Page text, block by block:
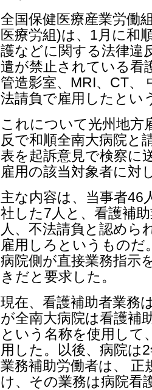
全国保健医療産業労働
医療労組)は、1月に和
護などに関する法律違
遣が禁止されている看
管造影室、MRI、CT、
法請負で雇用したとい
これについて光州地方
反で和順全南大病院と
表を起訴意見で検察に
雇用の該当対象者に対
主な内容は、当事者46
社した7人と、看護補
人、不法請負と認めら
雇用しろというものだ
病院側が直接業務指示
きだと要求した。
現在、看護補助者業務
が全南大病院は看護補
という名称を使用して
用した。以後、病院は
業務補助労働者は、 正
け、その業務は病院看